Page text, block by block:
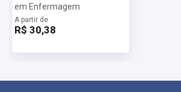
em Enfermagem
A partir de
R$ 30,38